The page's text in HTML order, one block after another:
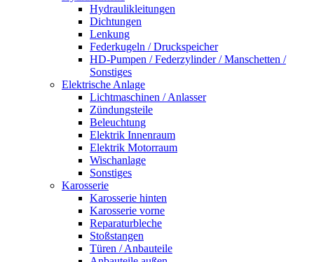
Hydraulikleitungen
Dichtungen
Lenkung
Federkugeln / Druckspeicher
HD-Pumpen / Federzylinder / Manschetten /
Sonstiges
Elektrische Anlage
Lichtmaschinen / Anlasser
Zündungsteile
Beleuchtung
Elektrik Innenraum
Elektrik Motorraum
Wischanlage
Sonstiges
Karosserie
Karosserie hinten
Karosserie vorne
Reparaturbleche
Stoßstangen
Türen / Anbauteile